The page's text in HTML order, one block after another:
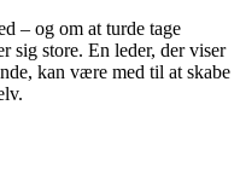
– og om at turde tage
sig store. En leder, der viser
kan være med til at skabe